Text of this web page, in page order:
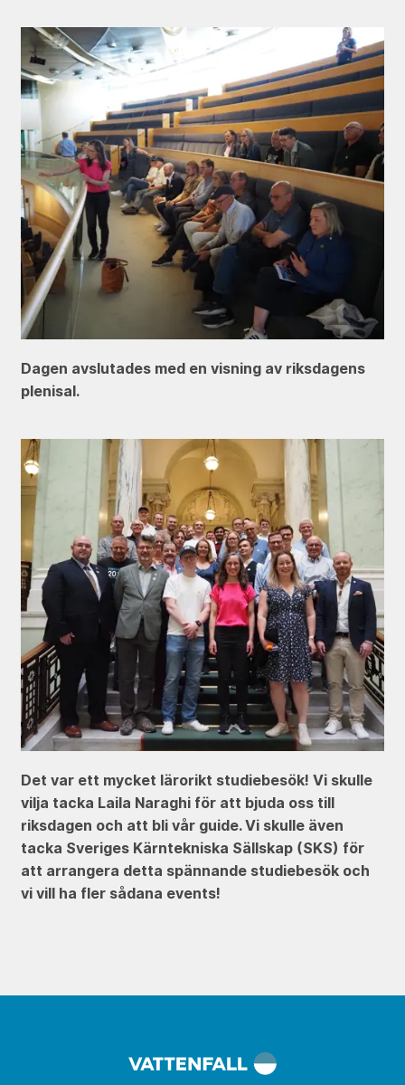
Dagen avslutades med en visning av riksdagens
plenisal.
Det var ett mycket lärorikt studiebesök! Vi skulle
vilja tacka Laila Naraghi för att bjuda oss till
riksdagen och att bli vår guide. Vi skulle även
tacka Sveriges Kärntekniska Sällskap (SKS) för
att arrangera detta spännande studiebesök och
vi vill ha fler sådana events!